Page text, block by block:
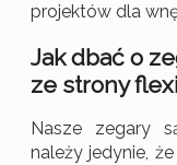
projektów dla
Jak dbać o
ze strony
Nasze zegary
należy jedynie,